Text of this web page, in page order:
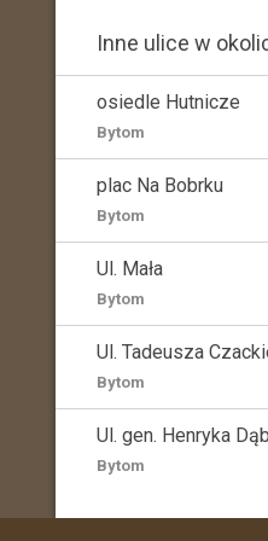
Inne ulice w
osiedle Hutnicze
Bytom
plac Na Bobrku
Bytom
Ul. Mała
Bytom
Ul. Tadeusza
Bytom
Ul. gen. Henryka
Bytom